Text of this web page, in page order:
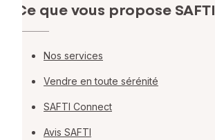
Ce que vous propose SAFTI
Nos services
Vendre en toute sérénité
SAFTI Connect
Avis SAFTI